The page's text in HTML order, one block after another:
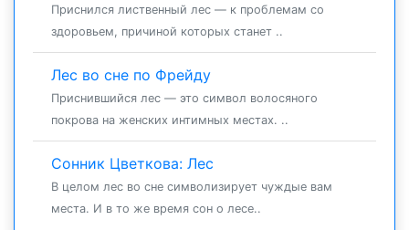
Приснился лиственный лес — к проблемам со
здоровьем, причиной которых станет ..
Лес во сне по Фрейду
Приснившийся лес — это символ волосяного
покрова на женских интимных местах. ..
Сонник Цветкова: Лес
В целом лес во сне символизирует чуждые вам
места. И в то же время сон о лесе..